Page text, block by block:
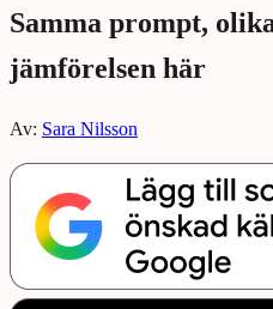
Samma prompt,
jämförelsen här
Av: Sara Nilsson